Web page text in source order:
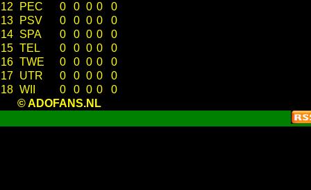
12
PEC 0 0 0 0
0
13
PSV 0 0 0 0
0
14 SPA 0 0 0 0
0
15 TEL 0 0 0 0
0
16 TWE 0 0 0 0
0
17 UTR 0 0 0 0
0
18 WII 0 0 0 0
0
© ADOFANS.NL